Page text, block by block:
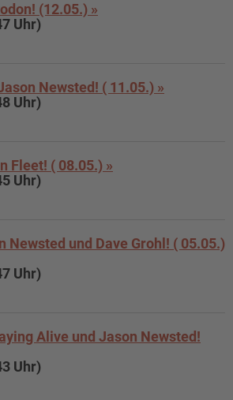
(12.05.) »
Uhr)
Newsted! ( 11.05.) »
Uhr)
Fleet! ( 08.05.) »
Uhr)
Newsted und Dave Grohl! ( 05.05.)
Uhr)
Alive und Jason Newsted!
Uhr)